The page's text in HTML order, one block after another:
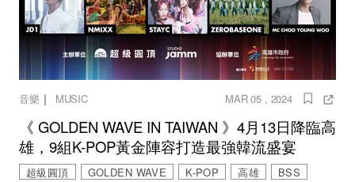
音樂 ｜ MUSIC MAR 05 , 2024
《 GOLDEN WAVE IN TAIWAN 》4月13日降臨高
雄，9組K-POP黃金陣容打造最強韓流盛宴
超級圓頂 GOLDEN WAVE K-POP 高雄 BSS